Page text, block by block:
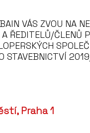
VÁS ZVOU NA
ŘEDITELŮ/ČLENŮ
STAVEBNICTVÍ
Praha 1